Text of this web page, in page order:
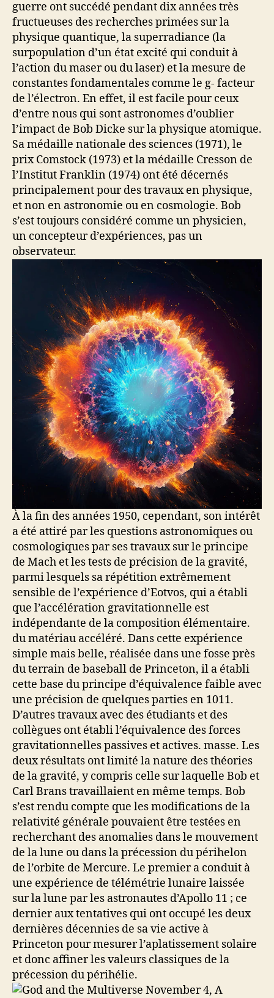
guerre ont succédé pendant dix années très
fructueuses des recherches primées sur la
physique quantique, la superradiance (la
surpopulation d’un état excité qui conduit à
l’action du maser ou du laser) et la mesure de
constantes fondamentales comme le g- facteur
de l’électron. En effet, il est facile pour ceux
d’entre nous qui sont astronomes d’oublier
l’impact de Bob Dicke sur la physique atomique.
Sa médaille nationale des sciences (1971), le
prix Comstock (1973) et la médaille Cresson de
l’Institut Franklin (1974) ont été décernés
principalement pour des travaux en physique,
et non en astronomie ou en cosmologie. Bob
s’est toujours considéré comme un physicien,
un concepteur d’expériences, pas un
observateur.
À la fin des années 1950, cependant, son intérêt
a été attiré par les questions astronomiques ou
cosmologiques par ses travaux sur le principe
de Mach et les tests de précision de la gravité,
parmi lesquels sa répétition extrêmement
sensible de l’expérience d’Eotvos, qui a établi
que l’accélération gravitationnelle est
indépendante de la composition élémentaire.
du matériau accéléré. Dans cette expérience
simple mais belle, réalisée dans une fosse près
du terrain de baseball de Princeton, il a établi
cette base du principe d’équivalence faible avec
une précision de quelques parties en 1011.
D’autres travaux avec des étudiants et des
collègues ont établi l’équivalence des forces
gravitationnelles passives et actives. masse. Les
deux résultats ont limité la nature des théories
de la gravité, y compris celle sur laquelle Bob et
Carl Brans travaillaient en même temps. Bob
s’est rendu compte que les modifications de la
relativité générale pouvaient être testées en
recherchant des anomalies dans le mouvement
de la lune ou dans la précession du périhelon
de l’orbite de Mercure. Le premier a conduit à
une expérience de télémétrie lunaire laissée
sur la lune par les astronautes d’Apollo 11 ; ce
dernier aux tentatives qui ont occupé les deux
dernières décennies de sa vie active à
Princeton pour mesurer l’aplatissement solaire
et donc affiner les valeurs classiques de la
précession du périhélie.